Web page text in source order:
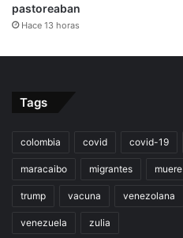
pastoreaban
Hace 13 horas
Tags
colombia covid covid-19
maracaibo migrantes muere
trump vacuna venezolana
venezuela zulia